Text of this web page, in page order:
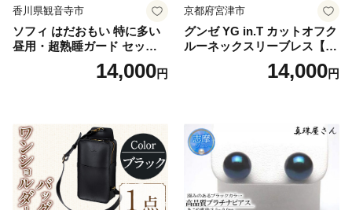
香川県観音寺市
ソフィ はだおもい 特に多い
昼用・超熟睡ガード セット
羽付き ナプキン 生理用品 サ
ニタリー ユニ・チャーム
14,000円
京都府宮津市
グンゼ YG in.T カットオフク
ルーネックスリーブレス【Y
V2618P】Lサイズ クリアベ
ージュ3枚セット [№5716-04
14,000円